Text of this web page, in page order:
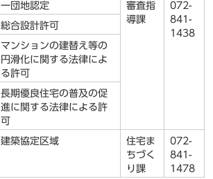
一団地認定
審査指
導課
072-
841-
1438
総合設計許可
マンションの建替え等の
円滑化に関する法律によ
る許可
長期優良住宅の普及の促
進に関する法律による許
可
建築協定区域
住宅ま
ちづく
り課
072-
841-
1478